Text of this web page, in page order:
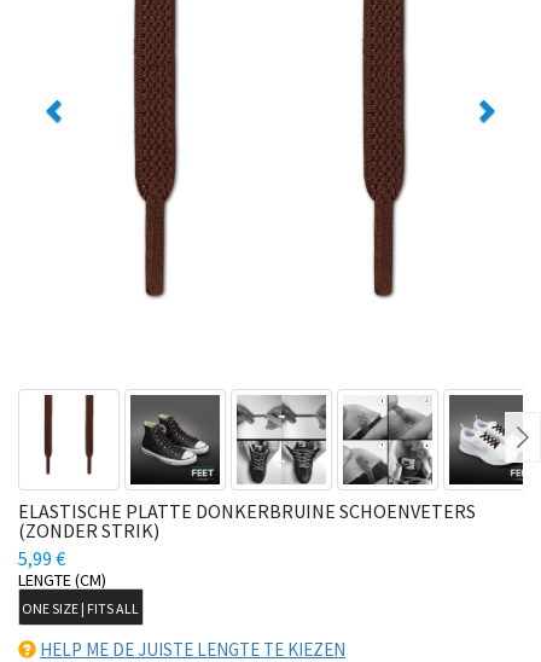
ELASTISCHE PLATTE DONKERBRUINE SCHOENVETERS
(ZONDER STRIK)
5,99 €
LENGTE (CM)
ONE SIZE | FITS ALL
HELP ME DE JUISTE LENGTE TE KIEZEN